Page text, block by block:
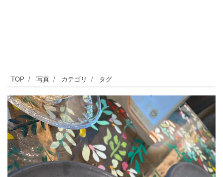
オ
ー
プ
ン
サ
ン
ド
TOP 写真 カテゴリ タグ